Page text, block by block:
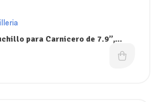
para Carnicero de 7.9”,
Fibrox, Victorinox